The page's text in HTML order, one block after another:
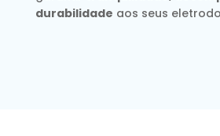
durabilidade aos seus